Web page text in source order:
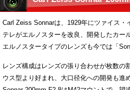
Carl Zeiss Sonnarは、1929年にツァイス・
テレがエルノスターを改良、開発したカー
エルノスタータイプのレンズも今では「
レンズ構成はレンズの張り合わせが枚数の
ウス型より好まれ、大口径化への開発も進